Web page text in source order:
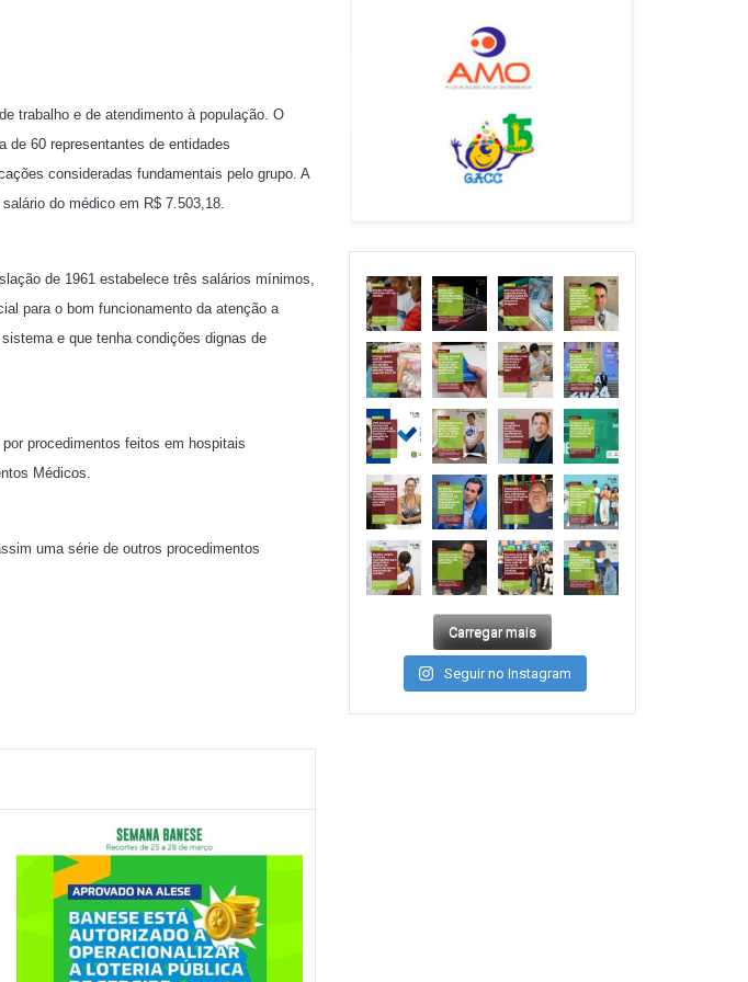
trabalho e de atendimento à população. O
de 60 representantes de entidades
consideradas fundamentais pelo grupo. A
do médico em R$ 7.503,18.
de 1961 estabelece três salários mínimos,
para o bom funcionamento da atenção a
e que tenha condições dignas de
procedimentos feitos em hospitais
Médicos.
uma série de outros procedimentos
Carregar mais
Seguir no Instagram